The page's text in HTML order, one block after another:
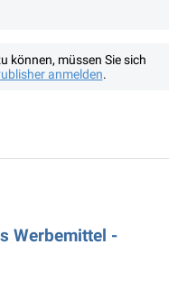
können, müssen Sie sich
anmelden.
Werbemittel -